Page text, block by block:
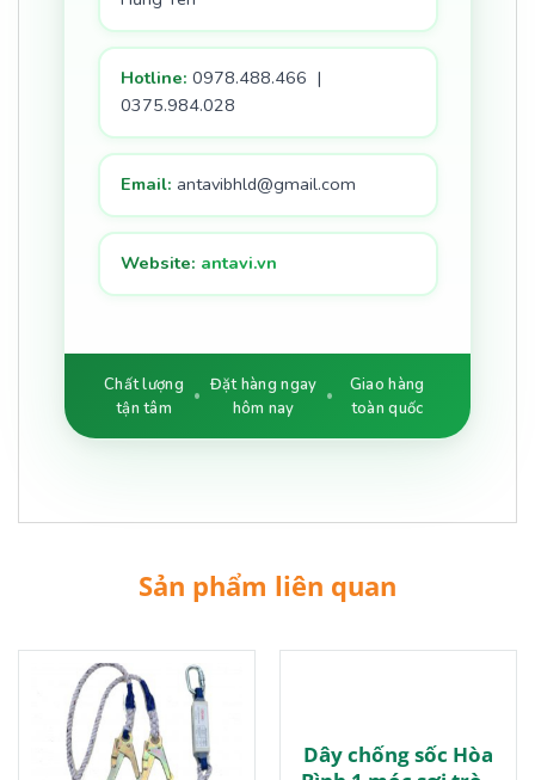
Hotline: 0978.488.466 |
0375.984.028
Email: antavibhld@gmail.com
Website: antavi.vn
Chất lượng
tận tâm
Đặt hàng ngay
hôm nay
Giao hàng
toàn quốc
Sản phẩm liên quan
Dây chống sốc Hòa